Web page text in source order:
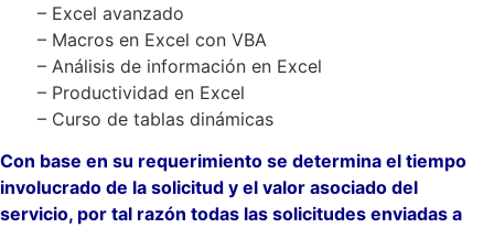
– Excel avanzado
– Macros en Excel con VBA
– Análisis de información en Excel
– Productividad en Excel
– Curso de tablas dinámicas
Con base en su requerimiento se determina el tiempo
involucrado de la solicitud y el valor asociado del
servicio, por tal razón todas las solicitudes enviadas a